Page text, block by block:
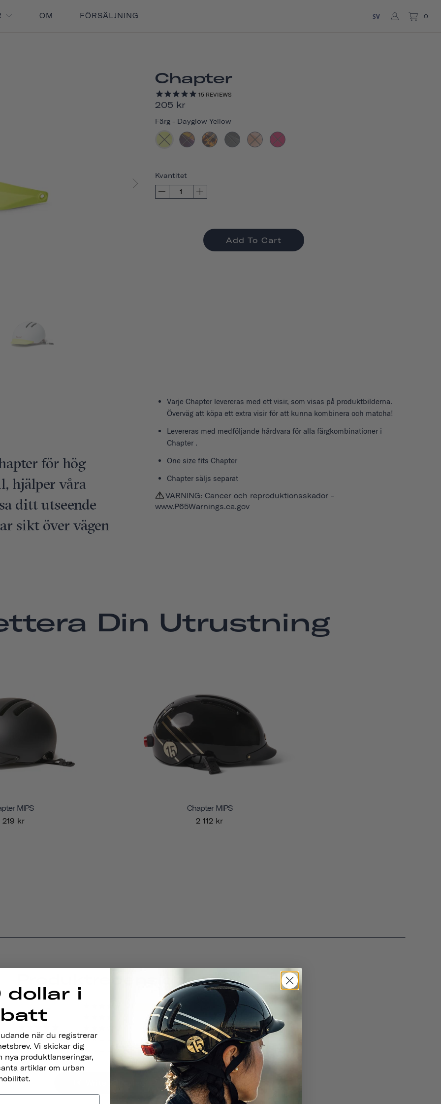
OM FÖRSÄLJNING SV 0
Chapter
15 REVIEWS
205 kr
Färg - Dayglow Yellow
Kvantitet
Add To Cart
för hög
hjälper våra
ditt utseende
sikt över vägen
Varje Chapter levereras med ett visir, som visas på produktbilderna.
Överväg att köpa ett extra visir för att kunna kombinera och matcha!
Levereras med medföljande hårdvara för alla färgkombinationer i
Chapter .
One size fits Chapter
Chapter säljs separat
VARNING: Cancer och reproduktionsskador -
www.P65Warnings.ca.gov
Din Utrustning
MIPS
219 kr
Chapter MIPS
2 112 kr
Produktrecensioner
4.7
BASED ON 15 REVIEWS
0
0
0
1
dollar i
när du registrerar
Vi skickar dig
nya produktlanseringar,
artiklar om urban